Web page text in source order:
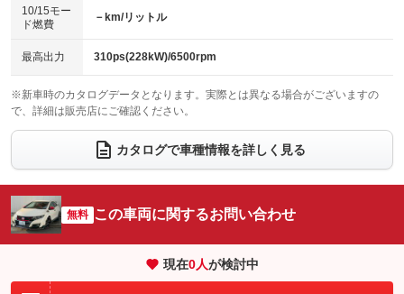
ベンチシート
：装備なし
チップアップシート
：装備なし
電動格納サードシート
：装備なし シートヒーター
：装備あり
ウォークスルー
電動リアゲート フロントカメラ
：装備なし
シートエアコン
：装備なし 全周囲カメラ
：装備なし
サイドカメラ
：装備なし ルーフレール
：装備なし
エアサスペンション ヘッドライトウォッシャー
10/15モー
ド燃費
－km/リットル
最高出力 310ps(228kW)/6500rpm
※新車時のカタログデータとなります。実際とは異なる場合がございますの
で、詳細は販売店にご確認ください。
カタログで車種情報を詳しく見る
無料 この車両に関するお問い合わせ
現在0人が検討中